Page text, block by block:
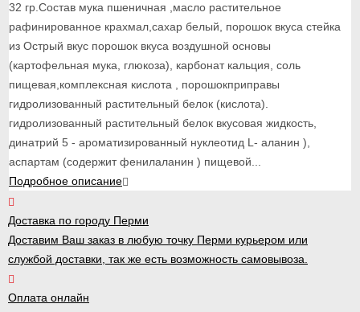
32 гр.Состав мука пшеничная ,масло растительное
рафинированное крахмал,сахар белый, порошок вкуса стейка
из Острый вкус порошок вкуса воздушной основы
(картофельная мука, глюкоза), карбонат кальция, соль
пищевая,комплексная кислота , порошокприправы
гидролизованный растительный белок (кислота).
гидролизованный растительный белок вкусовая жидкость,
динатрий 5 - ароматизированный нуклеотид L- аланин ),
аспартам (содержит фенилаланин ) пищевой...
Подробное описание
Доставка по городу Перми
Доставим Ваш заказ в любую точку Перми курьером или
службой доставки, так же есть возможность самовывоза.
Оплата онлайн